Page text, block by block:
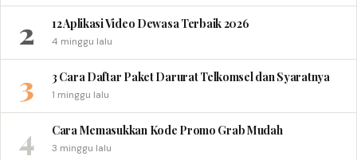
2 12 Aplikasi Video Dewasa Terbaik 2026
4 minggu lalu
3 3 Cara Daftar Paket Darurat Telkomsel dan Syaratnya
1 minggu lalu
4 Cara Memasukkan Kode Promo Grab Mudah
3 minggu lalu